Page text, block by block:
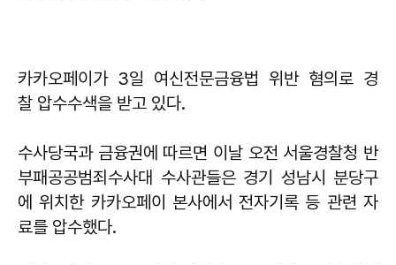
카카오페이가 3일 여신전문금융법 위반 혐의로 경
찰 압수수색을 받고 있다.
수사당국과 금융권에 따르면 이날 오전 서울경찰청 반
부패공공범죄수사대 수사관들은 경기 성남시 분당구
에 위치한 카카오페이 본사에서 전자기록 등 관련 자
료를 압수했다.